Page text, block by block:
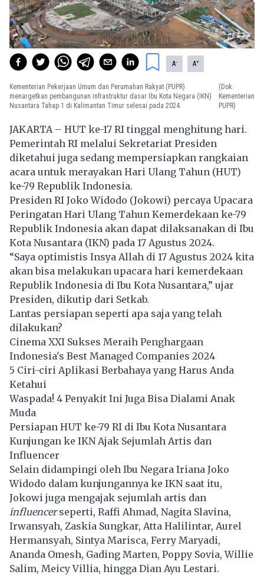
A- A+
Kementerian Pekerjaan Umum dan Perumahan Rakyat (PUPR)
menargetkan pembangunan infrastruktur dasar Ibu Kota Negara (IKN)
Nusantara Tahap 1 di Kalimantan Timur selesai pada 2024.
(Dok.
Kementerian
PUPR)
JAKARTA – HUT ke-17 RI tinggal menghitung hari.
Pemerintah RI melalui Sekretariat Presiden
diketahui juga sedang mempersiapkan rangkaian
acara untuk merayakan Hari Ulang Tahun (HUT)
ke-79 Republik Indonesia.
Presiden RI Joko Widodo (Jokowi) percaya Upacara
Peringatan Hari Ulang Tahun Kemerdekaan ke-79
Republik Indonesia akan dapat dilaksanakan di Ibu
Kota Nusantara (IKN) pada 17 Agustus 2024.
“Saya optimistis Insya Allah di 17 Agustus 2024 kita
akan bisa melakukan upacara hari kemerdekaan
Republik Indonesia di Ibu Kota Nusantara,” ujar
Presiden, dikutip dari Setkab.
Lantas persiapan seperti apa saja yang telah
dilakukan?
Cinema XXI Sukses Meraih Penghargaan
Indonesia's Best Managed Companies 2024
5 Ciri-ciri Aplikasi Berbahaya yang Harus Anda
Ketahui
Waspada! 4 Penyakit Ini Juga Bisa Dialami Anak
Muda
Persiapan HUT ke-79 RI di Ibu Kota Nusantara
Kunjungan ke IKN Ajak Sejumlah Artis dan
Influencer
Selain didampingi oleh Ibu Negara Iriana Joko
Widodo dalam kunjungannya ke IKN saat itu,
Jokowi juga mengajak sejumlah artis dan
influencerseperti, Raffi Ahmad, Nagita Slavina,
Irwansyah, Zaskia Sungkar, Atta Halilintar, Aurel
Hermansyah, Sintya Marisca, Ferry Maryadi,
Ananda Omesh, Gading Marten, Poppy Sovia, Willie
Salim, Meicy Villia, hingga Dian Ayu Lestari.